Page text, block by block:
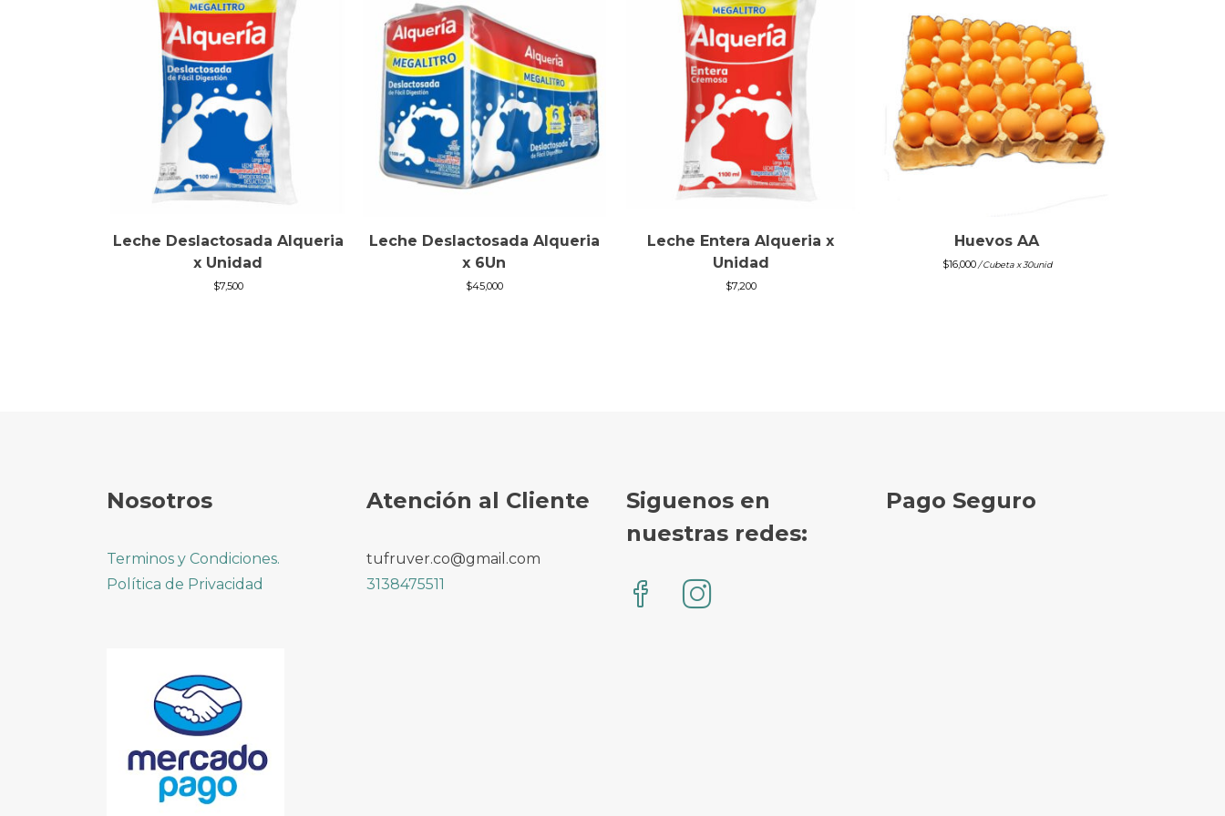
Leche Deslactosada Alqueria
x Unidad
$7,500
Leche Deslactosada Alqueria
x 6Un
$45,000
Leche Entera Alqueria x
Unidad
$7,200
Huevos AA
$16,000/ Cubeta x 30unid
Nosotros
Terminos y Condiciones.
Política de Privacidad
Atención al Cliente
tufruver.co@gmail.com
3138475511
Siguenos en
nuestras redes:
Pago Seguro